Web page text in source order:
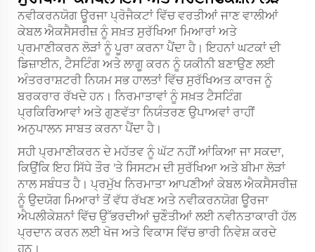
ਨਵੀਕਰਨਯੋਗ ਊਰਜਾ ਪ੍ਰੋਜੈਕਟਾਂ ਵਿੱਚ ਵਰਤੀਆਂ ਜਾਣ ਵਾਲੀਆਂ
ਕੇਬਲ ਐਕਸੈਸਰੀਜ਼ ਨੂੰ ਸਖ਼ਤ ਸੁਰੱਖਿਆ ਮਿਆਰਾਂ ਅਤੇ
ਪ੍ਰਮਾਣੀਕਰਨ ਲੋੜਾਂ ਨੂੰ ਪੂਰਾ ਕਰਨਾ ਪੈਂਦਾ ਹੈ। ਇਹਨਾਂ ਘਟਕਾਂ ਦੀ
ਡਿਜ਼ਾਈਨ, ਟੈਸਟਿੰਗ ਅਤੇ ਲਾਗੂ ਕਰਨ ਨੂੰ ਯਕੀਨੀ ਬਣਾਉਣ ਲਈ
ਅੰਤਰਰਾਸ਼ਟਰੀ ਨਿਯਮ ਸਭ ਹਾਲਤਾਂ ਵਿੱਚ ਸੁਰੱਖਿਅਤ ਕਾਰਜ ਨੂੰ
ਬਰਕਰਾਰ ਰੱਖਦੇ ਹਨ। ਨਿਰਮਾਤਾਵਾਂ ਨੂੰ ਸਖ਼ਤ ਟੈਸਟਿੰਗ
ਪ੍ਰਕਿਰਿਆਵਾਂ ਅਤੇ ਗੁਣਵੱਤਾ ਨਿਯੰਤਰਣ ਉਪਾਅਵਾਂ ਰਾਹੀਂ
ਅਨੁਪਾਲਨ ਸਾਬਤ ਕਰਨਾ ਪੈਂਦਾ ਹੈ।
ਸਹੀ ਪ੍ਰਮਾਣੀਕਰਨ ਦੇ ਮਹੱਤਵ ਨੂੰ ਘੱਟ ਨਹੀਂ ਆਂਕਿਆ ਜਾ ਸਕਦਾ,
ਕਿਉਂਕਿ ਇਹ ਸਿੱਧੇ ਤੌਰ 'ਤੇ ਸਿਸਟਮ ਦੀ ਸੁਰੱਖਿਆ ਅਤੇ ਬੀਮਾ ਲੋੜਾਂ
ਨਾਲ ਸਬੰਧਤ ਹੈ। ਪ੍ਰਮੁੱਖ ਨਿਰਮਾਤਾ ਆਪਣੀਆਂ ਕੇਬਲ ਐਕਸੈਸਰੀਜ਼
ਨੂੰ ਉਦਯੋਗ ਮਿਆਰਾਂ ਤੋਂ ਵੱਧ ਰੱਖਣ ਅਤੇ ਨਵੀਕਰਨਯੋਗ ਊਰਜਾ
ਐਪਲੀਕੇਸ਼ਨਾਂ ਵਿੱਚ ਉੱਭਰਦੀਆਂ ਚੁਣੌਤੀਆਂ ਲਈ ਨਵੀਨਤਾਕਾਰੀ ਹੱਲ
ਪ੍ਰਦਾਨ ਕਰਨ ਲਈ ਖੋਜ ਅਤੇ ਵਿਕਾਸ ਵਿੱਚ ਭਾਰੀ ਨਿਵੇਸ਼ ਕਰਦੇ
ਹਨ।